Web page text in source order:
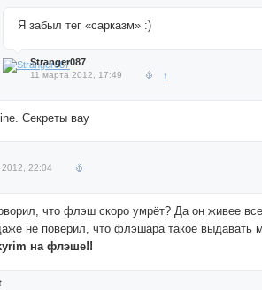
Я забыл тег «сарказм» :)
Stranger087
11 марта 2012, 17:49 ↑
Секреты вау
22:04
что флэш скоро умрёт? Да он живее
не поверил, что флэшара такое выдавать
на флэше!!